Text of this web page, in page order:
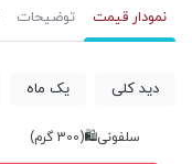
نمودار قیمت توضیحات
دید کلی یک ماه
سلفونی🛍(300 گرم)